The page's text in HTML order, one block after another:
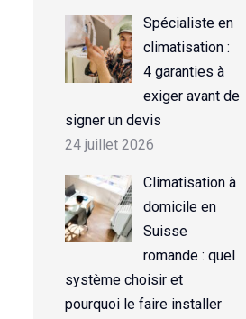
Spécialiste en
climatisation :
4 garanties à
exiger avant de
signer un devis
24 juillet 2026
Climatisation à
domicile en
Suisse
romande : quel
système choisir et
pourquoi le faire installer